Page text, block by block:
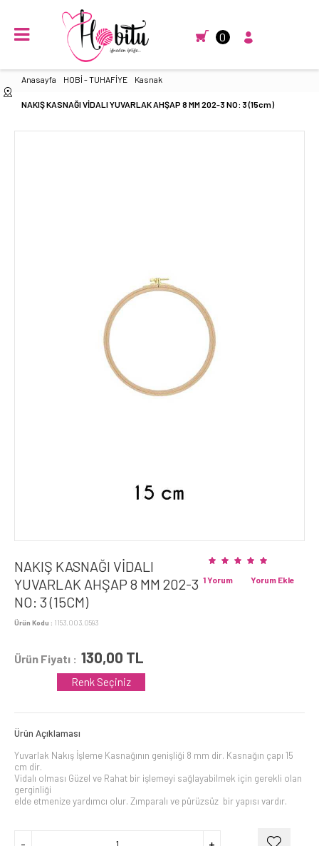
0
Anasayfa HOBİ - TUHAFİYE Kasnak
NAKIŞ KASNAĞI VİDALI YUVARLAK AHŞAP 8 MM 202-3 NO: 3 (15cm)
NAKIŞ KASNAĞI VİDALI
YUVARLAK AHŞAP 8 MM 202-3
NO: 3 (15CM)
Ürün Kodu : 1153.003.0593
Yorum Ekle
1 Yorum
Ürün Fiyatı : 130,00 TL
Renk Seçiniz
Ürün Açıklaması
Yuvarlak Nakış İşleme Kasnağının genişliği 8 mm dir. Kasnağın çapı 15
cm dir.
Vidalı olması Güzel ve Rahat bir işlemeyi sağlayabilmek için gerekli olan
gerginliği
elde etmenize yardımcı olur. Zımparalı ve pürüzsüz bir yapısı vardır.